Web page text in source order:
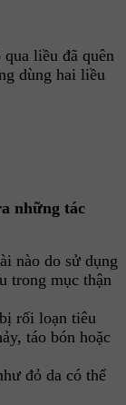
liều đã quên
dùng hai liều
những tác
nào do sử dụng
trong mục thận
rối loạn tiêu
táo bón hoặc
đỏ da có thể